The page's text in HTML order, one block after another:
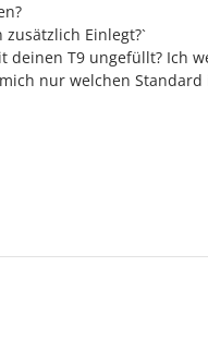
zusätzlich Einlegt?`
T9 ungefüllt? Ich
nur welchen